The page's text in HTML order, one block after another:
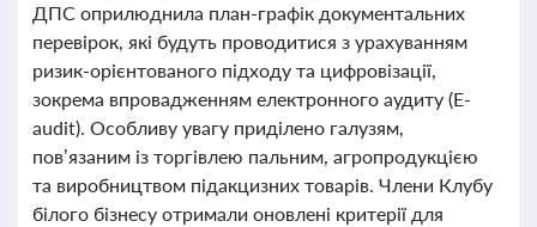
ДПС оприлюднила план-графік документальних
перевірок, які будуть проводитися з урахуванням
ризик-орієнтованого підходу та цифровізації,
зокрема впровадженням електронного аудиту (E-
audit). Особливу увагу приділено галузям,
пов’язаним із торгівлею пальним, агропродукцією
та виробництвом підакцизних товарів. Члени Клубу
білого бізнесу отримали оновлені критерії для